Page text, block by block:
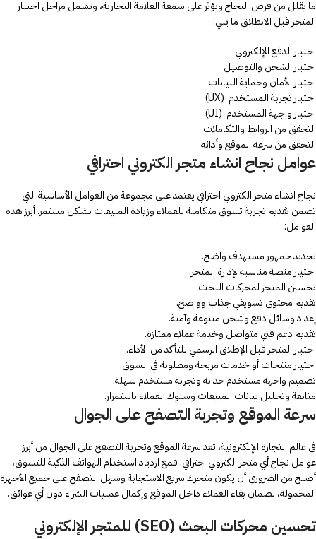
ما يقلل من فرص النجاح ويؤثر على سمعة العلامة التجارية، وتشمل مراحل اختبار
المتجر قبل الانطلاق ما يلي:
اختبار الدفع الإلكتروني
اختبار الشحن والتوصيل
اختبار الأمان وحماية البيانات
اختبار تجربة المستخدم (UX)
اختبار واجهة المستخدم (UI)
التحقق من الروابط والتكاملات
التحقق من سرعة الموقع وأدائه
عوامل نجاح انشاء متجر الكتروني احترافي
نجاح انشاء متجر الكتروني احترافي يعتمد على مجموعة من العوامل الأساسية التي
تضمن تقديم تجربة تسوق متكاملة للعملاء وزيادة المبيعات بشكل مستمر. أبرز هذه
العوامل:
تحديد جمهور مستهدف واضح.
اختيار منصة مناسبة لإدارة المتجر.
تحسين المتجر لمحركات البحث.
تقديم محتوى تسويقي جذاب وواضح.
إعداد وسائل دفع وشحن متنوعة وآمنة.
تقديم دعم فني متواصل وخدمة عملاء ممتازة.
اختبار المتجر قبل الإطلاق الرسمي للتأكد من الأداء.
اختيار منتجات أو خدمات مربحة ومطلوبة في السوق.
تصميم واجهة مستخدم جذابة وتجربة مستخدم سهلة.
متابعة وتحليل بيانات المبيعات وسلوك العملاء باستمرار.
سرعة الموقع وتجربة التصفح على الجوال
في عالم التجارة الإلكترونية، تعد سرعة الموقع وتجربة التصفح على الجوال من أبرز
عوامل نجاح أي متجر الكتروني احترافي. فمع ازدياد استخدام الهواتف الذكية للتسوق،
أصبح من الضروري أن يكون متجرك سريع الاستجابة وسهل التصفح على جميع الأجهزة
المحمولة، لضمان بقاء العملاء داخل الموقع وإكمال عمليات الشراء دون أي عوائق.
تحسين محركات البحث (SEO) للمتجر الإلكتروني